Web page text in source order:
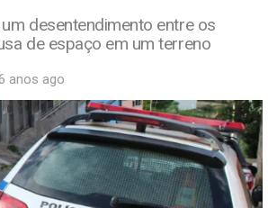
desentendimento entre os
de espaço em um terreno
anos ago